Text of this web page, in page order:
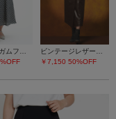
シアーギンガムフレアースカート
ビンテージレザーライク スカート
￥7,150 50%OFF